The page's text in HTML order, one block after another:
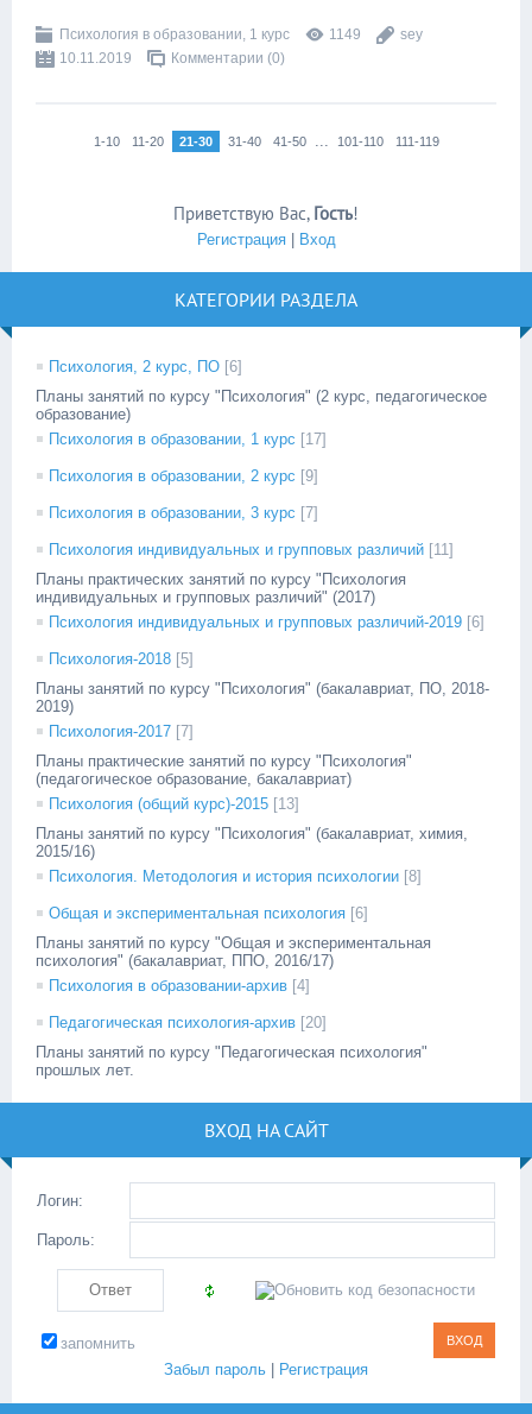
Психология в образовании, 1 курс 1149
sey
10.11.2019
Комментарии (0)
1-10 11-20 21-30 31-40 41-50 ... 101-110 111-119
Приветствую Вас, Гость!
Регистрация| Вход
КАТЕГОРИИ РАЗДЕЛА
Психология, 2 курс, ПО [6]
Планы занятий по курсу "Психология" (2 курс, педагогическое
образование)
Психология в образовании, 1 курс [17]
Психология в образовании, 2 курс [9]
Психология в образовании, 3 курс [7]
Психология индивидуальных и групповых различий [11]
Планы практических занятий по курсу "Психология
индивидуальных и групповых различий" (2017)
Психология индивидуальных и групповых различий-2019 [6]
Психология-2018 [5]
Планы занятий по курсу "Психология" (бакалавриат, ПО, 2018-
2019)
Психология-2017 [7]
Планы практические занятий по курсу "Психология"
(педагогическое образование, бакалавриат)
Психология (общий курс)-2015 [13]
Планы занятий по курсу "Психология" (бакалавриат, химия,
2015/16)
Психология. Методология и история психологии [8]
Общая и экспериментальная психология [6]
Планы занятий по курсу "Общая и экспериментальная
психология" (бакалавриат, ППО, 2016/17)
Психология в образовании-архив [4]
Педагогическая психология-архив [20]
Планы занятий по курсу "Педагогическая психология"
прошлых лет.
ВХОД НА САЙТ
Логин:
Пароль:
запомнить
Забыл пароль
Регистрация